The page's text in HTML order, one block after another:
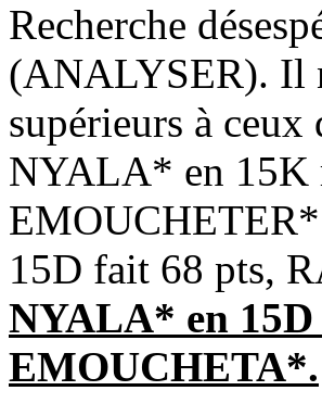
Recherche
(ANALYSER). Il
supérieurs à
NYALA* en 15K
15D fait 68 pts,
NYALA* en
EMOUCHETA*.